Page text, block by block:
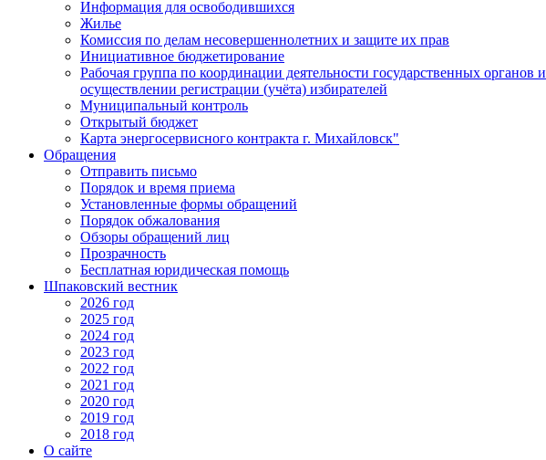
Информация для освободившихся
Жилье
Комиссия по делам несовершеннолетних и защите их прав
Инициативное бюджетирование
Рабочая группа по координации деятельности государственных
осуществлении регистрации (учёта) избирателей
Муниципальный контроль
Открытый бюджет
Карта энергосервисного контракта г. Михайловск"
Обращения
Отправить письмо
Порядок и время приема
Установленные формы обращений
Порядок обжалования
Обзоры обращений лиц
Прозрачность
Бесплатная юридическая помощь
Шпаковский вестник
2026 год
2025 год
2024 год
2023 год
2022 год
2021 год
2020 год
2019 год
2018 год
О сайте